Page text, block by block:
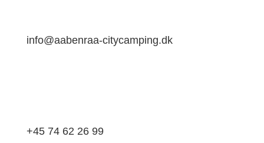
info@aabenraa-citycamping.dk
+45 74 62 26 99